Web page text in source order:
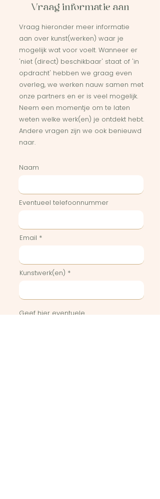
Vraag informatie aan
Vraag hieronder meer informatie
aan over kunst(werken) waar je
mogelijk wat voor voelt. Wanneer er
'niet (direct) beschikbaar' staat of 'in
opdracht' hebben we graag even
overleg, we werken nauw samen met
onze partners en er is veel mogelijk.
Neem een momentje om te laten
weten welke werk(en) je ontdekt hebt.
Andere vragen zijn we ook benieuwd
naar.
Naam
Eventueel telefoonnummer
Email
Kunstwerk(en)
Geef hier eventuele